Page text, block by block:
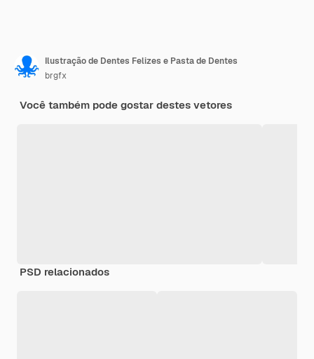
Ilustração de Dentes Felizes e Pasta de Dentes
brgfx
Você também pode gostar destes vetores
PSD relacionados